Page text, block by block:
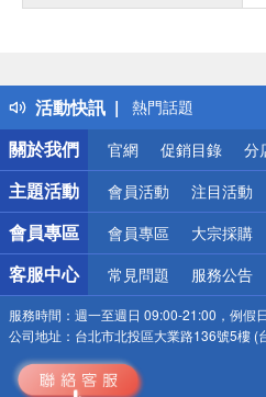
活動快訊
得獎公告
熱門話題
銀行優惠
偏遠地區配送
詐騙網頁！請小心
關於我們
官網 促銷目錄 分
主題活動 會員活動 注目活動
會員專區 會員專區 大宗採購
客服中心 常見問題 服務公告
服務時間： 週一至週日 09:00-21:00，例假
公司地址： 台北市北投區大業路136號5樓 (